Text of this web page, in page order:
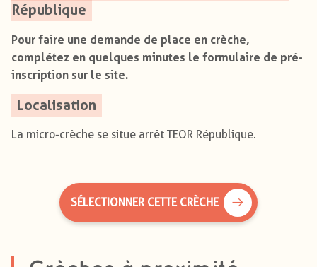
République
Pour faire une demande de place en crèche,
complétez en quelques minutes le formulaire de pré-
inscription sur le site.
Localisation
La micro-crèche se situe arrêt TEOR République.
SÉLECTIONNER CETTE CRÈCHE